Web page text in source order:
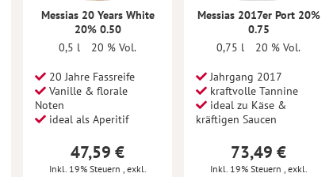
Messias 20 Years White
20% 0.50
0,5 l
20 % Vol.
20 Jahre Fassreife
Vanille & florale
Noten
ideal als Aperitif
47,59 €
Inkl. 19% Steuern exkl.
Messias 2017er Port 20%
0.75
0,75 l
20 % Vol.
Jahrgang 2017
kraftvolle Tannine
ideal zu Käse &
kräftigen Saucen
73,49 €
Inkl. 19% Steuern exkl.